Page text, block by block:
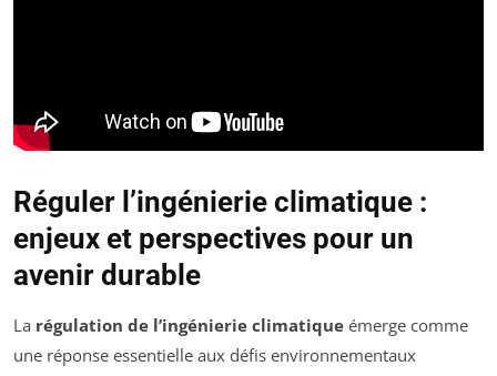
Réguler l’ingénierie climatique :
enjeux et perspectives pour un
avenir durable
La régulation de l’ingénierie climatique émerge comme
une réponse essentielle aux défis environnementaux